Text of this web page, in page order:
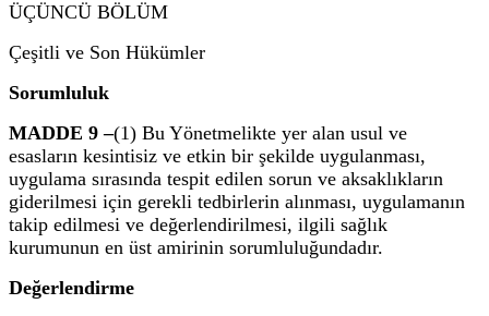
ÜÇÜNCÜ BÖLÜM
Çeşitli ve Son Hükümler
Sorumluluk
MADDE 9 –(1) Bu Yönetmelikte yer alan usul ve
esasların kesintisiz ve etkin bir şekilde uygulanması,
uygulama sırasında tespit edilen sorun ve aksaklıkların
giderilmesi için gerekli tedbirlerin alınması, uygulamanın
takip edilmesi ve değerlendirilmesi, ilgili sağlık
kurumunun en üst amirinin sorumluluğundadır.
Değerlendirme